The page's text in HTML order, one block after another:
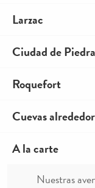
Larzac
Ciudad de Piedra
Roquefort
Cuevas
A la carte
Nuestras
llenas de
y un
( más o menos
bien sus
de su jornada.